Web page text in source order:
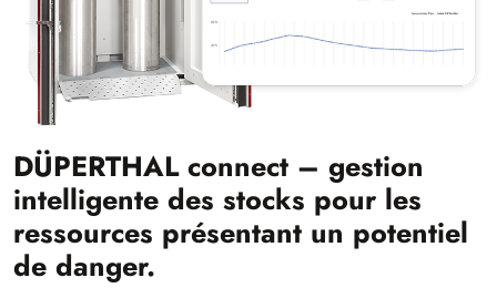
DÜPERTHAL connect – gestion
intelligente des stocks pour les
ressources présentant un potentiel
de danger.